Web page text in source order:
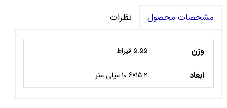
مشخصات محصول نظرات
وزن 5.55 قیراط
ابعاد 15.2×10.6 میلی متر